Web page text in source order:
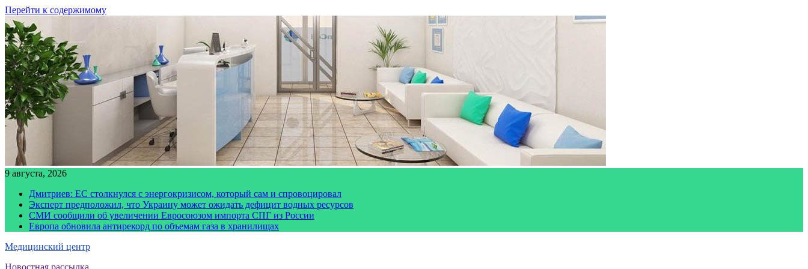
Перейти к содержимому
9 августа, 2026
Дмитриев: ЕС столкнулся с энергокризисом, который сам и спровоцировал
Эксперт предположил, что Украину может ожидать дефицит водных ресурсов
СМИ сообщили об увеличении Евросоюзом импорта СПГ из России
Европа обновила антирекорд по объемам газа в хранилищах
Медицинский центр
Новостная рассылка